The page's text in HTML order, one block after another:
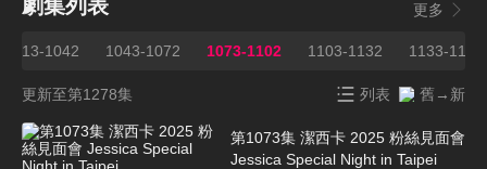
劇集列表 更多
1013-1042 1043-1072 1073-1102 1103-1132 1133-1162
更新至第1278集 列表 舊→新
第1073集 潔西卡 2025 粉絲見面會
Jessica Special Night in Taipei